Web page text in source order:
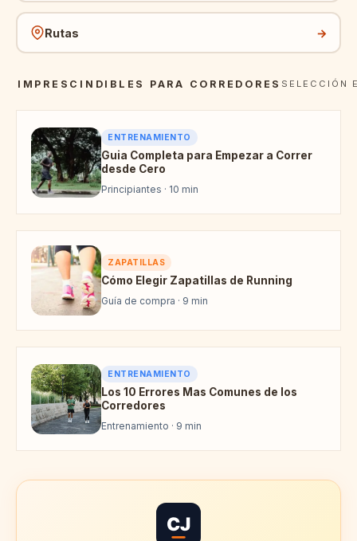
Rutas →
IMPRESCINDIBLES PARA CORREDORES SELECCIÓN
ENTRENAMIENTO
Guia Completa para Empezar a Correr
desde Cero
Principiantes · 10 min
ZAPATILLAS
Cómo Elegir Zapatillas de Running
Guía de compra · 9 min
ENTRENAMIENTO
Los 10 Errores Mas Comunes de los
Corredores
Entrenamiento · 9 min
CJ